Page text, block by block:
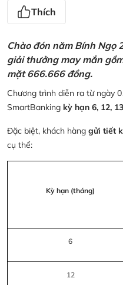
Thích
Chào đón năm Bính Ngọ
giải thưởng may mắn
mặt 666.666 đồng.
Chương trình diễn ra từ ngày
SmartBanking kỳ hạn 6, 12,
Đặc biệt, khách hàng gửi tiết
cụ thể:
Kỳ hạn (tháng)
6
12